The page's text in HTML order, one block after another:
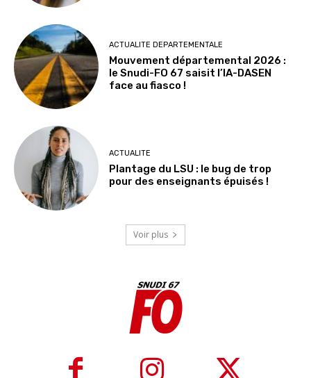
ACTUALITE DEPARTEMENTALE
Mouvement départemental 2026 :
le Snudi-FO 67 saisit l’IA-DASEN
face au fiasco !
ACTUALITE
Plantage du LSU : le bug de trop
pour des enseignants épuisés !
Voir plus